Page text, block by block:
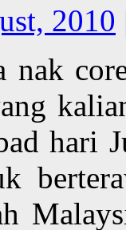
2010
hari